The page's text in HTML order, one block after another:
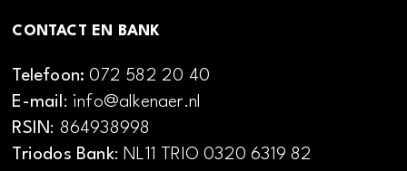
CONTACT EN BANK
Telefoon:072 582 20 40
E-mail: info@alkenaer.nl
RSIN: 864938998
Triodos Bank: NL11 TRIO 0320 6319 82